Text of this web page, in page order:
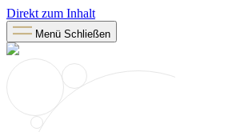
Direkt zum Inhalt
Menü Schließen